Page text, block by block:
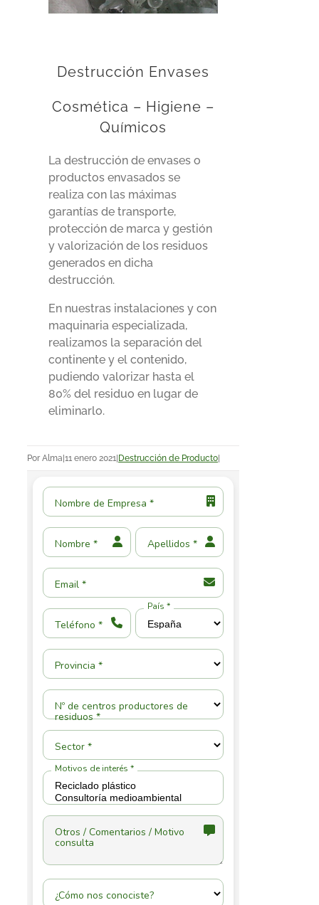
Destrucción Envases
Cosmética – Higiene –
Químicos
La destrucción de envases o
productos envasados se
realiza con las máximas
garantías de transporte,
protección de marca y gestión
y valorización de los residuos
generados en dicha
destrucción.
En nuestras instalaciones y con
maquinaria especializada,
realizamos la separación del
continente y el contenido,
pudiendo valorizar hasta el
80% del residuo en lugar de
eliminarlo.
Por Alma|11 enero 2021|Destrucción de Producto|